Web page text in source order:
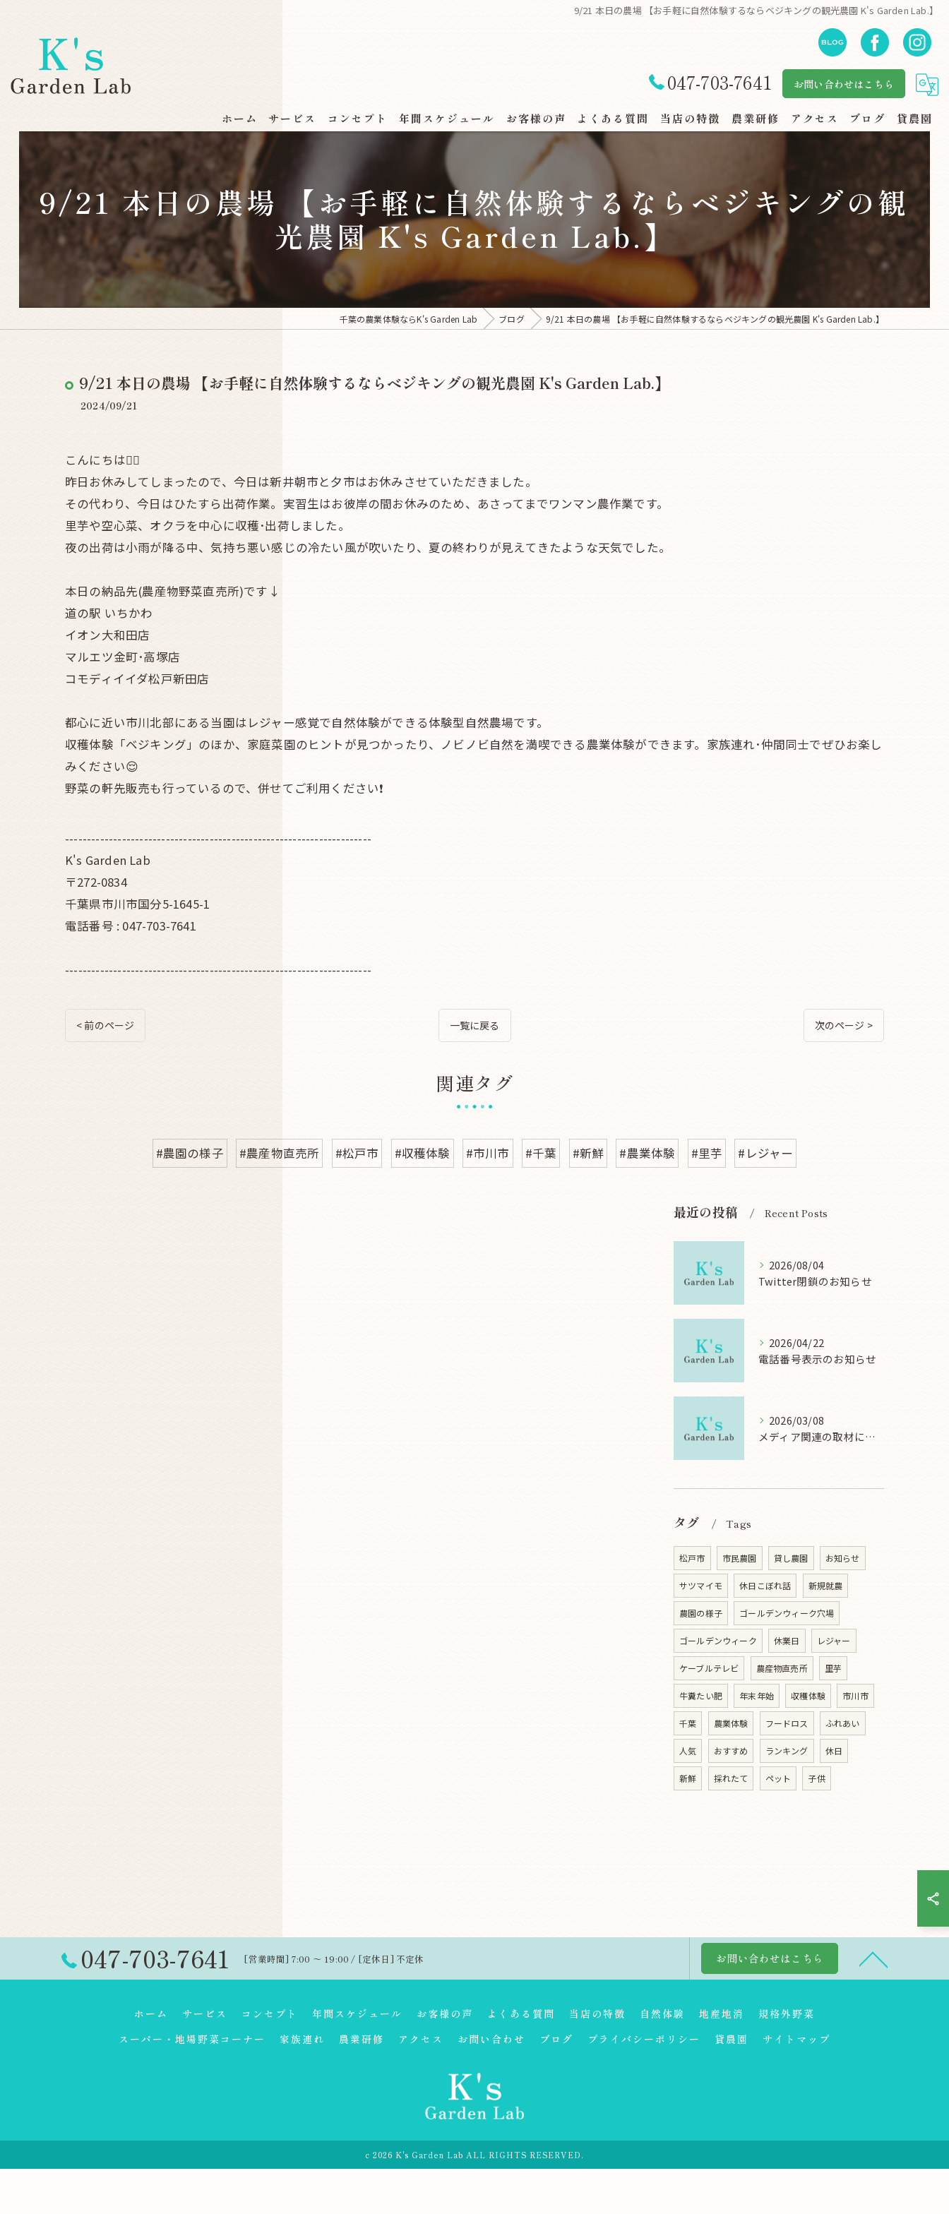
9/21 本日の農場 【お手軽に自然体験するならベジキングの観光農園 K's Garden Lab.】
047-703-7641 お問い合わせはこちら
ホーム サービス コンセプト 年間スケジュール お客様の声 よくある質問 当店の特徴
地産地消
スーパー・地場野菜コーナー
家族連れ
農業研修 アクセス ブログ 貸農園
9/21 本日の農場 【お手軽に自然体験するならベジキングの観
光農園 K's Garden Lab.】
千葉の農業体験ならK's Garden Lab ブログ 9/21 本日の農場 【お手軽に自然体験するならベジキングの観光農園 K's Garden Lab.】
9/21 本日の農場 【お手軽に自然体験するならベジキングの観光農園 K's Garden Lab.】
2024/09/21
こんにちは🧞‍♀️
昨日お休みしてしまったので、今日は新井朝市と夕市はお休みさせていただきました。
その代わり、今日はひたすら出荷作業。実習生はお彼岸の間お休みのため、あさってまでワンマン農作業です。
里芋や空心菜、オクラを中心に収穫･出荷しました。
夜の出荷は小雨が降る中、気持ち悪い感じの冷たい風が吹いたり、夏の終わりが見えてきたような天気でした。
本日の納品先(農産物野菜直売所)です↓
道の駅 いちかわ
イオン大和田店
マルエツ金町･高塚店
コモディイイダ松戸新田店
都心に近い市川北部にある当園はレジャー感覚で自然体験ができる体験型自然農場です。
収穫体験「ベジキング」のほか、家庭菜園のヒントが見つかったり、ノビノビ自然を満喫できる農業体験ができます。家族連れ･仲間同士でぜひお楽し
みください😌
野菜の軒先販売も行っているので、併せてご利用ください❗
----------------------------------------------------------------------
K's Garden Lab
〒272-0834
千葉県市川市国分5-1645-1
電話番号 : 047-703-7641
----------------------------------------------------------------------
< 前のページ 一覧に戻る 次のページ >
関連タグ
#農園の様子 #農産物直売所 #松戸市 #収穫体験 #市川市 #千葉 #新鮮 #農業体験 #里芋 #レジャー
最近の投稿 Recent Posts
2026/08/04
Twitter閉鎖のお知らせ
2026/04/22
電話番号表示のお知らせ
2026/03/08
メディア関連の取材について
タグ Tags
松戸市 市民農園 貸し農園 お知らせ
サツマイモ 休日こぼれ話 新規就農
農園の様子 ゴールデンウィーク穴場
ゴールデンウィーク 休業日 レジャー
ケーブルテレビ 農産物直売所 里芋
牛糞たい肥 年末年始 収穫体験 市川市
千葉 農業体験 フードロス ふれあい
人気 おすすめ ランキング 休日
新鮮 採れたて ペット 子供
047-703-7641 [営業時間] 7:00 ～ 19:00 / [定休日] 不定休 お問い合わせはこちら
ホーム サービス コンセプト 年間スケジュール お客様の声 よくある質問 当店の特徴 自然体験 地産地消
規格外野菜
スーパー・地場野菜コーナー
家族連れ 農業研修 アクセス お問い合わせ ブログ プライバシーポリシー 貸農園 サイトマップ
c 2026 K's Garden Lab ALL RIGHTS RESERVED.